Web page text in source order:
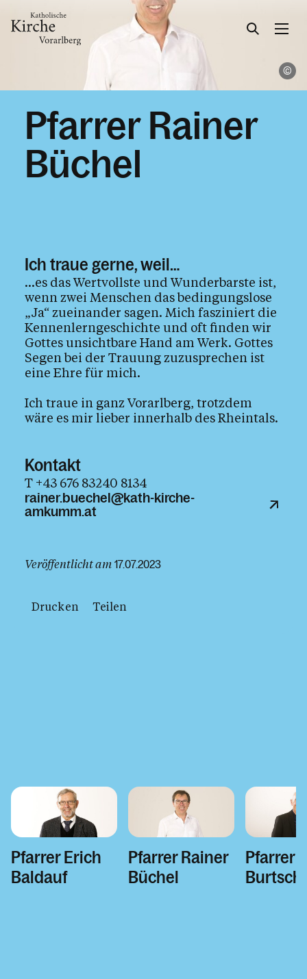
Gesellschaft & Kultur
Firmung
Hochzeit
Gottesdienste
Krankensalbung
Krankheit, Tod und Trauer
Beichte & Gesprächsangebote
Glaube
Das Kirchenjahr im Überblick
Kirche & Ich
Aktuelles
Pfarrer Rainer
Büchel
Ich traue gerne, weil…
…es das Wertvollste und Wunderbarste ist,
wenn zwei Menschen das bedingungslose
„Ja“ zueinander sagen. Mich fasziniert die
Kennenlerngeschichte und oft finden wir
Gottes unsichtbare Hand am Werk. Gottes
Segen bei der Trauung zuzusprechen ist
eine Ehre für mich.
Ich traue in ganz Vorarlberg, trotzdem
wäre es mir lieber innerhalb des Rheintals.
Kontakt
T +43 676 83240 8134
rainer.buechel@kath-kirche-
amkumm.at
Veröffentlicht am 17.07.2023
Drucken Teilen
Pfarrer Erich
Baldauf
Pfarrer Rainer
Büchel
Pfarrer